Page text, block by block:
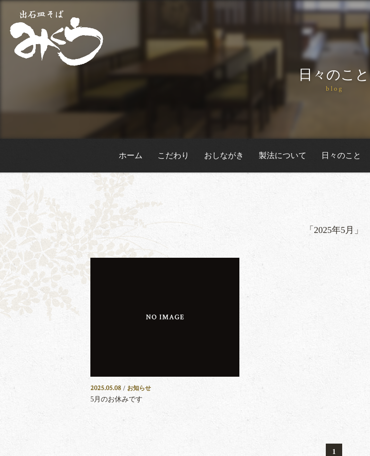
日々のこと
blog
ホーム こだわり おしながき 製法について 日々のこと
「2025年5月」
2025.05.08 / お知らせ
5月のお休みです
1